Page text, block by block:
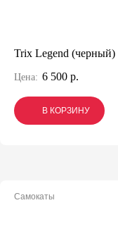
Trix Legend (черный)
Цена: 6 500 р.
В КОРЗИНУ
В КОРЗИНУ
В КОРЗИНУ
Самокаты